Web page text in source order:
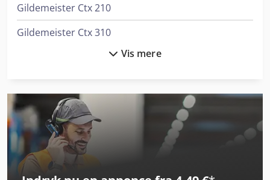
Gildemeister Ctx 210
Gildemeister Ctx 310
Gildemeister Ctx 310 V3
Gildemeister Ctx 400
Gildemeister Ctx 420 Linear
Gildemeister Ctx 420 Linear V6
Vis mere